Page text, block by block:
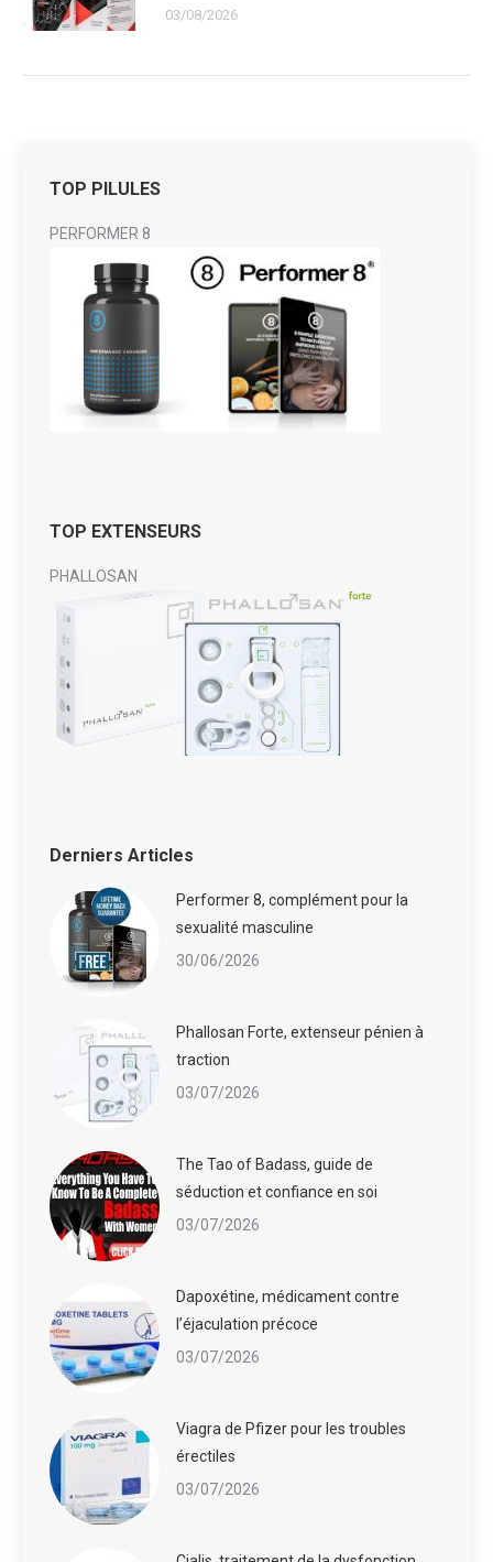
03/08/2026
TOP PILULES
PERFORMER 8
TOP EXTENSEURS
PHALLOSAN
Derniers Articles
Performer 8, complément pour la
sexualité masculine
30/06/2026
Phallosan Forte, extenseur pénien à
traction
03/07/2026
The Tao of Badass, guide de
séduction et confiance en soi
03/07/2026
Dapoxétine, médicament contre
l’éjaculation précoce
03/07/2026
Viagra de Pfizer pour les troubles
érectiles
03/07/2026